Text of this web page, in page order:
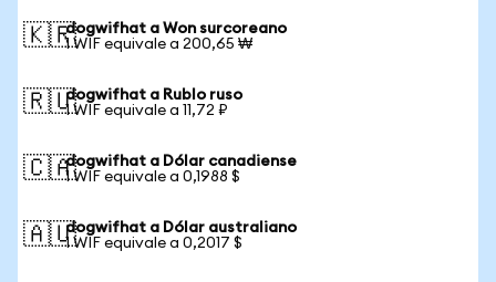
🇰🇷dogwifhat a Won surcoreano
1 WIF equivale a 200,65 ₩
🇷🇺dogwifhat a Rublo ruso
1 WIF equivale a 11,72 ₽
🇨🇦dogwifhat a Dólar canadiense
1 WIF equivale a 0,1988 $
🇦🇺dogwifhat a Dólar australiano
1 WIF equivale a 0,2017 $